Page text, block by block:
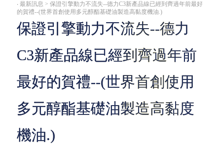
‧最新訊息 > 保證引擎動力不流失--德力C3新產品線已經到齊過年前最好
的賀禮--(世界首創使用多元醇酯基礎油製造高黏度機油.)
保證引擎動力不流失--德力
C3新產品線已經到齊過年前
最好的賀禮--(世界首創使用
多元醇酯基礎油製造高黏度
機油.)